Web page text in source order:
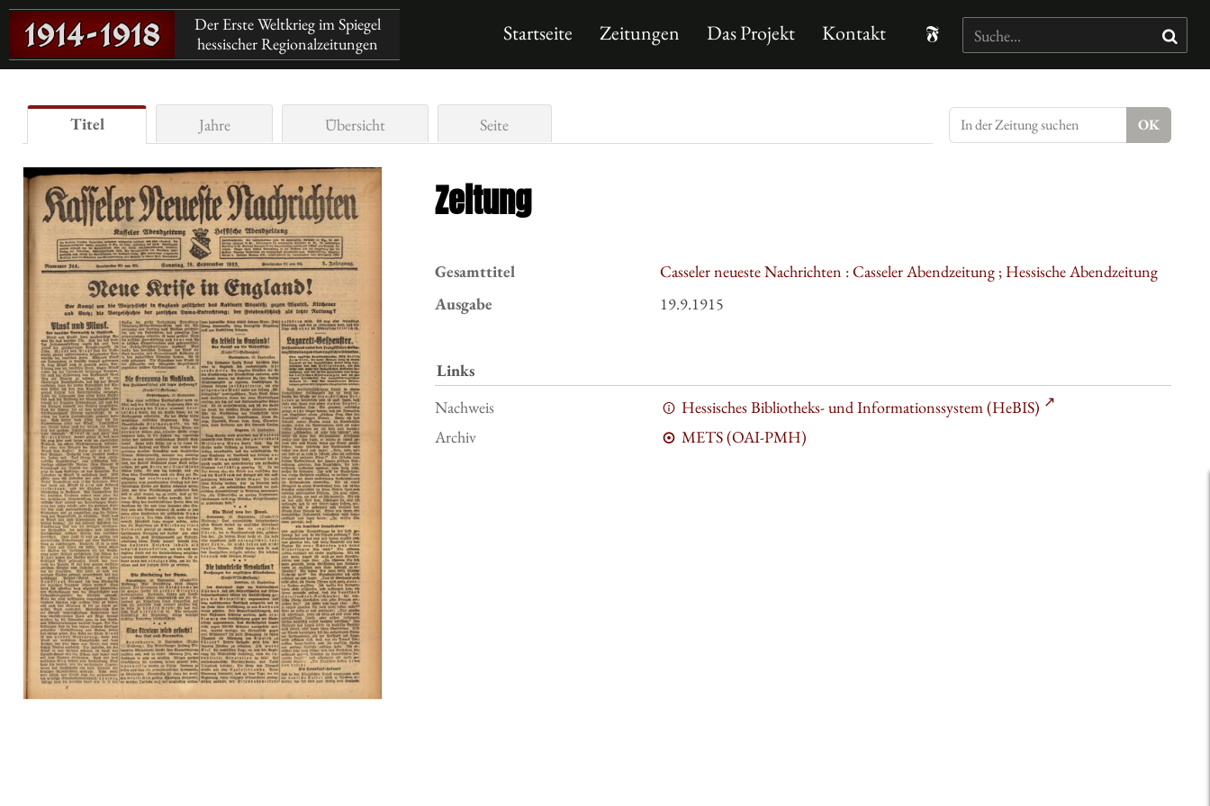
Der Erste Weltkrieg im Spiegel
hessischer Regionalzeitungen
Startseite Zeitungen Das Projekt Kontakt
Titel Jahre Übersicht Seite
Zeitung
Gesamttitel
Casseler neueste Nachrichten : Casseler Abendzeitung ; Hessische Abendzeitung
Ausgabe
19.9.1915
Links
Nachweis
Hessisches Bibliotheks- und Informationssystem (HeBIS)
Archiv
METS (OAI-PMH)